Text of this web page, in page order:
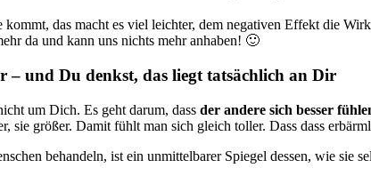
kommt, das macht es viel leichter, dem negativen Effekt die
da und kann uns nichts mehr anhaben! 🙂
– und Du denkst, das liegt tatsächlich an Dir
um Dich. Es geht darum, dass der andere sich besser
sie größer. Damit fühlt man sich gleich toller. Dass dass
behandeln, ist ein unmittelbarer Spiegel dessen, wie sie